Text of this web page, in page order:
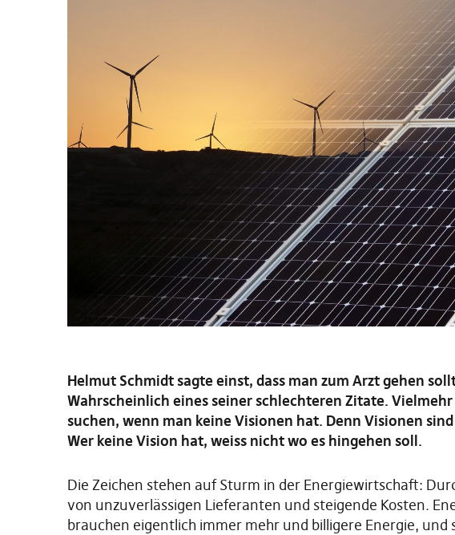
Helmut Schmidt sagte einst, dass man zum Arzt gehen
Wahrscheinlich eines seiner schlechteren Zitate.
suchen, wenn man keine Visionen hat. Denn Visionen
Wer keine Vision hat, weiss nicht wo es hingehen soll.
Die Zeichen stehen auf Sturm in der Energiewirtschaft:
von unzuverlässigen Lieferanten und steigende Kosten.
brauchen eigentlich immer mehr und billigere Energie, und